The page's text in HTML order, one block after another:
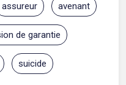
assureur avenant
de garantie
suicide